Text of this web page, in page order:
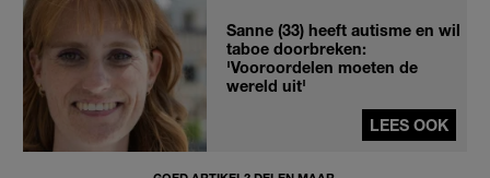
Sanne (33) heeft autisme en wil
taboe doorbreken:
'Vooroordelen moeten de
wereld uit'
LEES OOK